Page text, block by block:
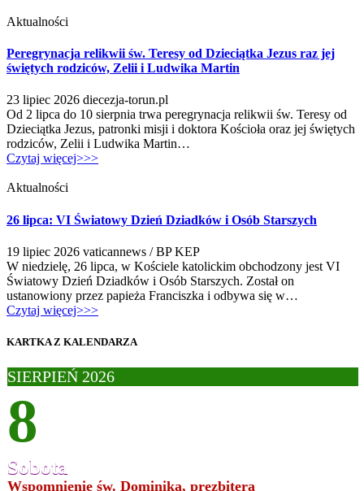
Aktualności
Peregrynacja relikwii św. Teresy od Dzieciątka Jezus raz jej
świętych rodziców, Zelii i Ludwika Martin
23 lipiec 2026 diecezja-torun.pl
Od 2 lipca do 10 sierpnia trwa peregrynacja relikwii św. Teresy od
Dzieciątka Jezus, patronki misji i doktora Kościoła oraz jej świętych
rodziców, Zelii i Ludwika Martin…
Czytaj więcej>>>
Aktualności
26 lipca: VI Światowy Dzień Dziadków i Osób Starszych
19 lipiec 2026 vaticannews / BP KEP
W niedzielę, 26 lipca, w Kościele katolickim obchodzony jest VI
Światowy Dzień Dziadków i Osób Starszych. Został on
ustanowiony przez papieża Franciszka i odbywa się w…
Czytaj więcej>>>
KARTKA Z KALENDARZA
SIERPIEŃ 2026
8
Sobota
Wspomnienie św. Dominika, prezbitera